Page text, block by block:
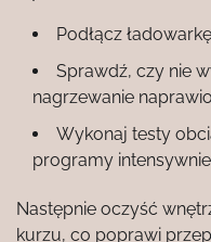
Podłącz
Sprawdź, czy nie
nagrzewanie
Wykonaj testy
programy
Następnie oczyść
kurzu, co poprawi